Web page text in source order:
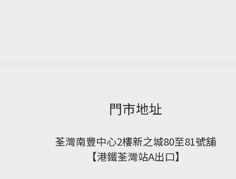
門市地址
荃灣南豐中心2樓新之城80至81號舖
【港鐵荃灣站A出口】